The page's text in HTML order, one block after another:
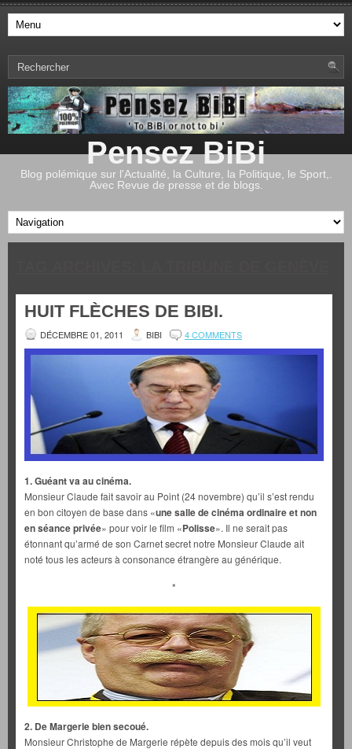
Pensez BiBi
Blog polémique sur l'Actualité, la Culture, la Politique, le Sport,.
Avec Revue de presse et de blogs.
HUIT FLÈCHES DE BIBI.
DÉCEMBRE 01, 2011 BIBI 4 COMMENTS
1. Guéant va au cinéma.
Monsieur Claude fait savoir au Point (24 novembre) qu’il s’est rendu
en bon citoyen de base dans «une salle de cinéma ordinaire et non
en séance privée» pour voir le film «Polisse». Il ne serait pas
étonnant qu’armé de son Carnet secret notre Monsieur Claude ait
noté tous les acteurs à consonance étrangère au générique.
*
2. De Margerie bien secoué.
Monsieur Christophe de Margerie répète depuis des mois qu’il veut